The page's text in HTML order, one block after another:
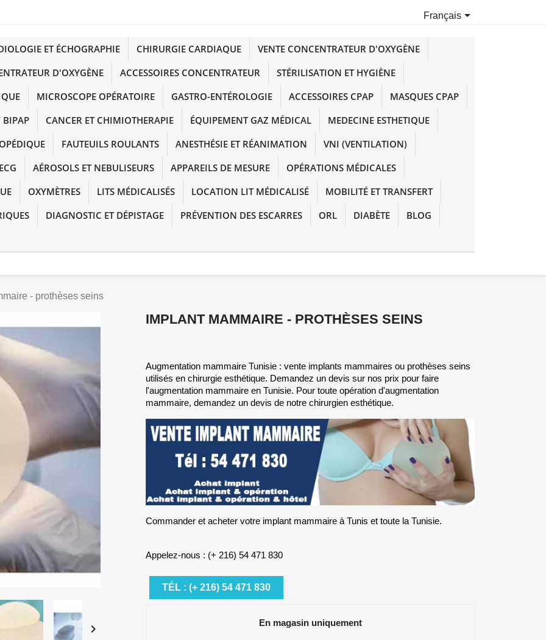
Français
ET ÉCHOGRAPHIE CHIRURGIE CARDIAQUE
VENTE CONCENTRATEUR D'OXYGÈNE
D'OXYGÈNE
ACCESSOIRES CONCENTRATEUR
STÉRILISATION ET HYGIÈNE
MICROSCOPE OPÉRATOIRE GASTRO-ENTÉROLOGIE ACCESSOIRES CPAP
MASQUES CPAP
BIPAP
CANCER ET CHIMIOTHERAPIE ÉQUIPEMENT GAZ MÉDICAL
MEDECINE ESTHETIQUE
FAUTEUILS ROULANTS ANESTHÉSIE ET RÉANIMATION
VNI (VENTILATION)
AÉROSOLS ET NEBULISEURS APPAREILS DE MESURE
OPÉRATIONS MÉDICALES
OXYMÈTRES LITS MÉDICALISÉS LOCATION LIT MÉDICALISÉ
MOBILITÉ ET TRANSFERT
DIAGNOSTIC ET DÉPISTAGE PRÉVENTION DES ESCARRES ORL DIABÈTE BLOG
- prothèses seins

IMPLANT MAMMAIRE - PROTHÈSES SEINS
Augmentation mammaire Tunisie : vente implants mammaires ou prothèses seins
utilisés en chirurgie esthétique. Demandez un devis sur nos prix pour faire
l'augmentation mammaire en Tunisie. Pour toute opération d'augmentation
mammaire, demandez un devis de notre chirurgien esthétique.
Commander et acheter votre implant mammaire à Tunis et toute la Tunisie.
Appelez-nous : (+ 216) 54 471 830
TÉL : (+ 216) 54 471 830
En magasin uniquement